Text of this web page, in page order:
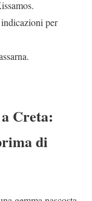
per
Creta:
di